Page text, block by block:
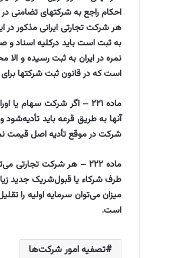
احکام راجع به شرکتهای تضامنی در
به ثبت است باید درکلیه اسناد و
نمره در ایران به ثبت رسیده و
است که در قانون ثبت شرکتها
‌ماده ۲۲۱ – اگر شرکت
آنها به طریق قرعه باید
شرکت در موقع تأدیه اصل قیمت
‌ماده ۲۲۲ – هر شرکت
طرف شرکاء یا قبول‌شریک جدید
میزان می‌توان سرمایه اولیه را
است.
تصفیه امور شرکت‌ها